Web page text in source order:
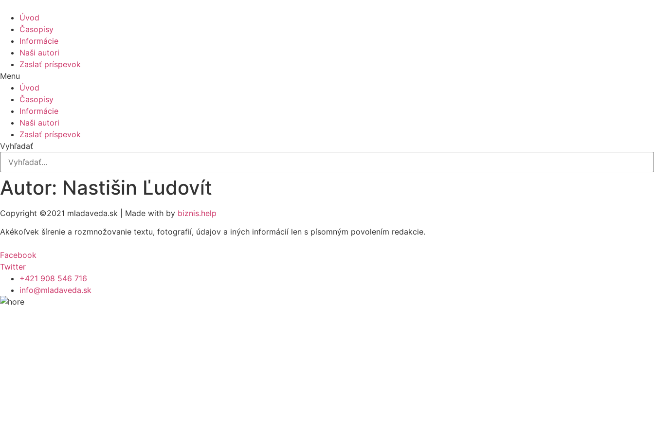
Úvod
Časopisy
Informácie
Naši autori
Zaslať príspevok
Menu
Úvod
Časopisy
Informácie
Naši autori
Zaslať príspevok
Vyhľadať
Autor: Nastišin Ľudovít
Copyright ©2021 mladaveda.sk | Made with by biznis.help
Akékoľvek šírenie a rozmnožovanie textu, fotografií, údajov a iných informácií len s písomným povolením redakcie.
Facebook
Twitter
+421 908 546 716
info@mladaveda.sk